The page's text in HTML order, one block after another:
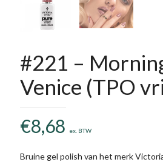
#221 –
Venice (TPO
€8,68 ex. BTW
Bruine gel polish van het merk